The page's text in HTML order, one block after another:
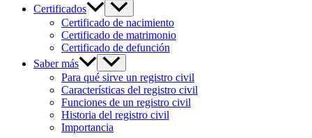
Certificados
Certificado de nacimiento
Certificado de matrimonio
Certificado de defunción
Saber más
Para qué sirve un registro civil
Características del registro civil
Funciones de un registro civil
Historia del registro civil
Importancia